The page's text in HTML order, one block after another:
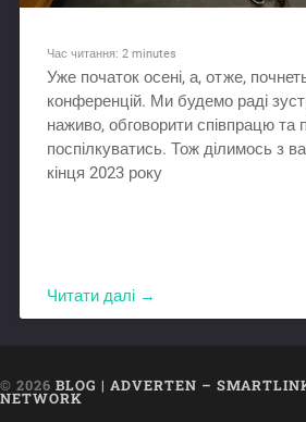
Час читання: 2 minutes
Уже початок осені, а, отже,
конференцій. Ми будемо раді
наживо, обговорити співпрацю та
поспілкуватись. Тож ділимось з
кінця 2023 року
Читати далі →
© 2026 BLOG | ADVERTEN –
NETWORK